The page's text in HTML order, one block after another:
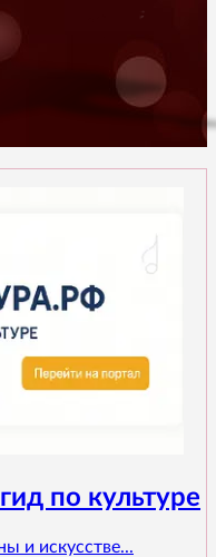
по культуре
и искусстве...